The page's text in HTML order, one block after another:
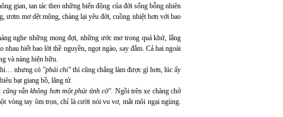
gian, tan tác theo những biến động của đời sống bỗng nhiên
ươm mơ dệt mộng, chàng lại yêu đời, cuồng nhiệt hơn với bao
nghe những mong đợi, những ước mơ trong quá khứ, lắng
biết bao lời thề nguyền, ngọt ngào, say đắm. Cả hai ngoài
và nàng hiện hữu.
nhưng có "phải chi"thì cũng chẳng làm được gì hơn, lúc ấy
bạt giang hồ, lãng tử.
vẫn không hơn một phút tình cờ". Ngồi trên xe chàng chở
vòng tay ôm trọn, chỉ là cười nói vu vơ, mắt môi ngại ngùng.